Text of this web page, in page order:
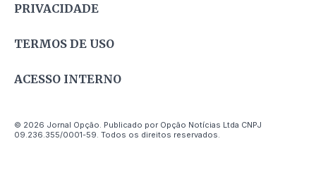
PRIVACIDADE
TERMOS DE USO
ACESSO INTERNO
© 2026 Jornal Opção. Publicado por Opção Notícias Ltda CNPJ
09.236.355/0001-59. Todos os direitos reservados.